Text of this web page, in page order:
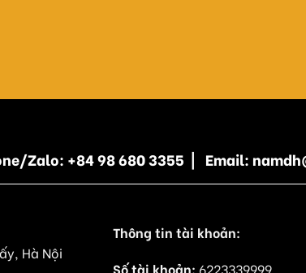
Zalo: +84 98 680 3355 | Email:
Hà Nội
Thông tin tài khoản:
Số tài khoản: 6223339999